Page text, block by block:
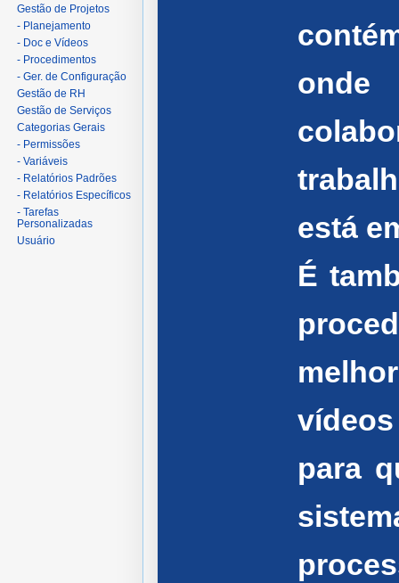
está
É
para
Gestão de Projetos
- Planejamento
- Doc e Vídeos
- Procedimentos
- Ger. de Configuração
Gestão de RH
Gestão de Serviços
Categorias Gerais
- Permissões
- Variáveis
- Relatórios Padrões
- Relatórios Específicos
- Tarefas
Personalizadas
Usuário